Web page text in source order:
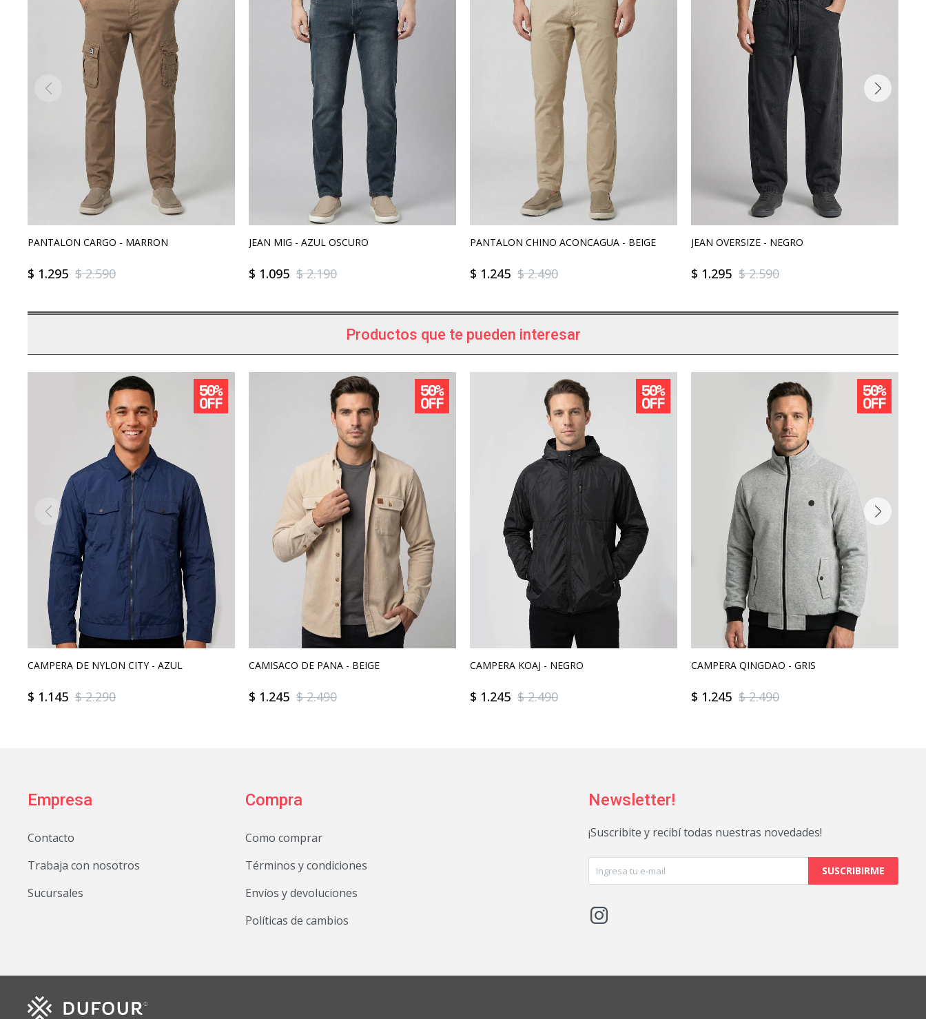
PANTALON CARGO - MARRON
$ 1.295 $ 2.590
JEAN MIG - AZUL OSCURO
$ 1.095 $ 2.190
PANTALON CHINO ACONCAGUA - BEIGE
$ 1.245 $ 2.490
JEAN OVERSIZE - NEGRO
$ 1.295 $ 2.590
Productos que te pueden interesar
CAMPERA DE NYLON CITY - AZUL
$ 1.145 $ 2.290
CAMISACO DE PANA - BEIGE
$ 1.245 $ 2.490
CAMPERA KOAJ - NEGRO
$ 1.245 $ 2.490
CAMPERA QINGDAO - GRIS
$ 1.245 $ 2.490
Empresa
Contacto
Trabaja con nosotros
Sucursales
Compra
Como comprar
Términos y condiciones
Envíos y devoluciones
Políticas de cambios
Newsletter!
¡Suscribite y recibí todas nuestras novedades!
SUSCRIBIRME
